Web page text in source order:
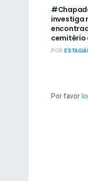
investiga
cemitério
POR
Por favor